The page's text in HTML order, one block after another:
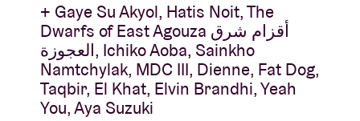
+ Gaye Su Akyol, Hatis Noit, The
Dwarfs of East Agouza أقزام شرق
العجوزة, Ichiko Aoba, Sainkho
Namtchylak, MDC III, Dienne, Fat Dog,
Taqbir, El Khat, Elvin Brandhi, Yeah
You, Aya Suzuki